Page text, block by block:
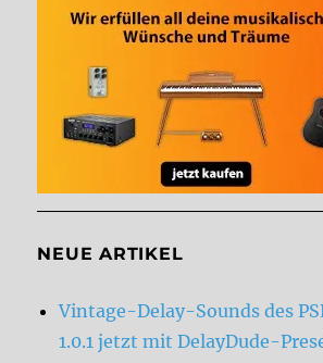
NEUE ARTIKEL
Vintage-Delay-Sounds des
1.0.1 jetzt mit DelayDude-